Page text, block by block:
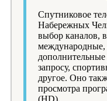
Спутниковое
Набережных
выбор каналов,
международные,
дополнительные
запросу,
другое. Оно
просмотра
(HD).